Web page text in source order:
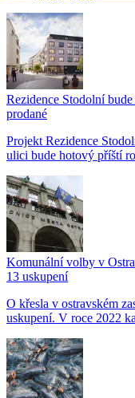
Rezidence Stodolní
prodané
Projekt Rezidence
ulici bude hotový příští
Komunální volby v
13 uskupení
O křesla v ostravském
uskupení. V roce 2022